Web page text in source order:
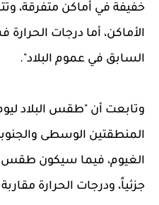
خفيفة في أماكن متفرقة،
الأماكن، أما درجات
السابق في عموم البلاد".
وتابعت أن "طقس البلاد
المنطقتين الوسطى
الغيوم، فيما سيكون طقس
جزئياً، ودرجات الحرارة